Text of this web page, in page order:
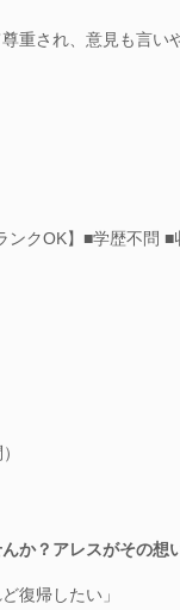
重され、意見も言い
ンクOK】■学歴不問
か？アレスがその想
復帰したい」